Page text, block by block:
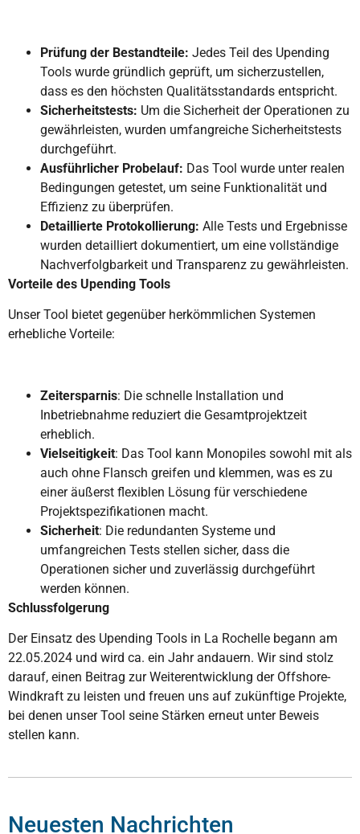
Prüfung der Bestandteile: Jedes Teil des Upending
Tools wurde gründlich geprüft, um sicherzustellen,
dass es den höchsten Qualitätsstandards entspricht.
Sicherheitstests: Um die Sicherheit der Operationen zu
gewährleisten, wurden umfangreiche Sicherheitstests
durchgeführt.
Ausführlicher Probelauf: Das Tool wurde unter realen
Bedingungen getestet, um seine Funktionalität und
Effizienz zu überprüfen.
Detaillierte Protokollierung: Alle Tests und Ergebnisse
wurden detailliert dokumentiert, um eine vollständige
Nachverfolgbarkeit und Transparenz zu gewährleisten.
Vorteile des Upending Tools
Unser Tool bietet gegenüber herkömmlichen Systemen
erhebliche Vorteile:
Zeitersparnis: Die schnelle Installation und
Inbetriebnahme reduziert die Gesamtprojektzeit
erheblich.
Vielseitigkeit: Das Tool kann Monopiles sowohl mit als
auch ohne Flansch greifen und klemmen, was es zu
einer äußerst flexiblen Lösung für verschiedene
Projektspezifikationen macht.
Sicherheit: Die redundanten Systeme und
umfangreichen Tests stellen sicher, dass die
Operationen sicher und zuverlässig durchgeführt
werden können.
Schlussfolgerung
Der Einsatz des Upending Tools in La Rochelle begann am
22.05.2024 und wird ca. ein Jahr andauern. Wir sind stolz
darauf, einen Beitrag zur Weiterentwicklung der Offshore-
Windkraft zu leisten und freuen uns auf zukünftige Projekte,
bei denen unser Tool seine Stärken erneut unter Beweis
stellen kann.
Neuesten Nachrichten